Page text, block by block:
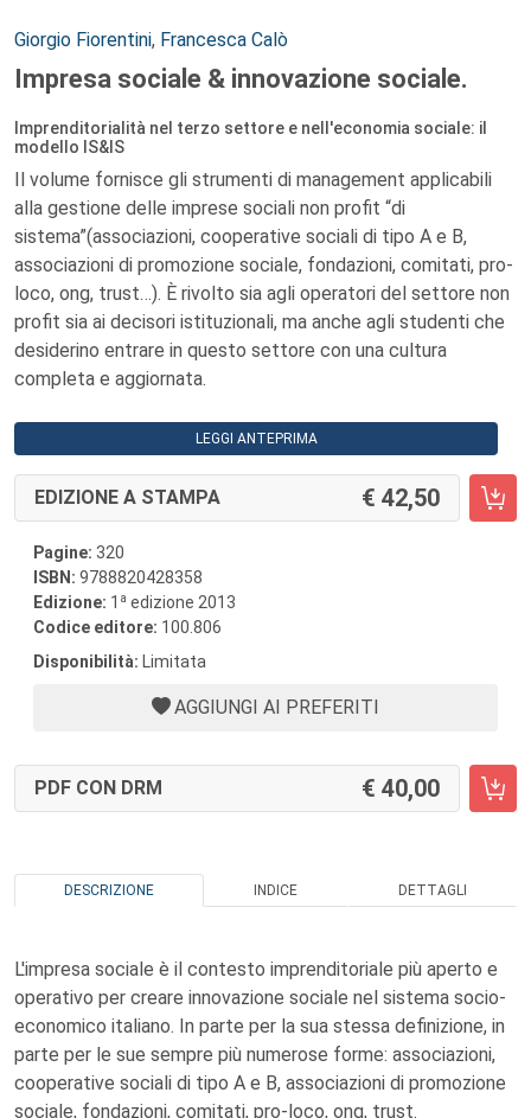
Autori:
Giorgio Fiorentini, Francesca Calò
Impresa sociale & innovazione sociale.
Imprenditorialità nel terzo settore e nell'economia sociale: il
modello IS&IS
Il volume fornisce gli strumenti di management applicabili
alla gestione delle imprese sociali non profit “di
sistema”(associazioni, cooperative sociali di tipo A e B,
associazioni di promozione sociale, fondazioni, comitati, pro-
loco, ong, trust…). È rivolto sia agli operatori del settore non
profit sia ai decisori istituzionali, ma anche agli studenti che
desiderino entrare in questo settore con una cultura
completa e aggiornata.
LEGGI ANTEPRIMA
EDIZIONE A STAMPA 42,50
Pagine: 320
ISBN: 9788820428358
Edizione: 1 a edizione 2013
Codice editore: 100.806
Disponibilità: Limitata
AGGIUNGI AI PREFERITI
PDF CON DRM 40,00
DESCRIZIONE INDICE DETTAGLI
L'impresa sociale è il contesto imprenditoriale più aperto e
operativo per creare innovazione sociale nel sistema socio-
economico italiano. In parte per la sua stessa definizione, in
parte per le sue sempre più numerose forme: associazioni,
cooperative sociali di tipo A e B, associazioni di promozione
sociale, fondazioni, comitati, pro-loco, ong, trust.